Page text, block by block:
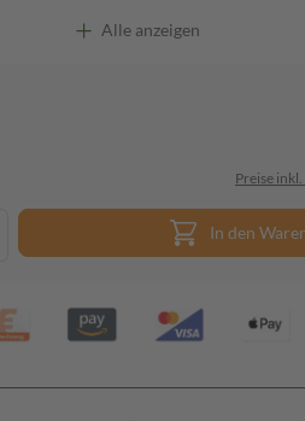
Alle anzeigen
Preise
In den